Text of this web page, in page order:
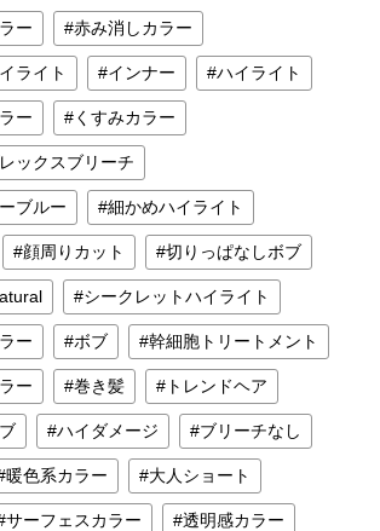
ー 赤み消しカラー
ライト インナー ハイライト
ー くすみカラー
ックスブリーチ
ブルー 細かめハイライト
顔周りカット 切りっぱなしボブ
シークレットハイライト
ー ボブ 幹細胞トリートメント
ー 巻き髪 トレンドヘア
ハイダメージ ブリーチなし
暖色系カラー 大人ショート
サーフェスカラー 透明感カラー